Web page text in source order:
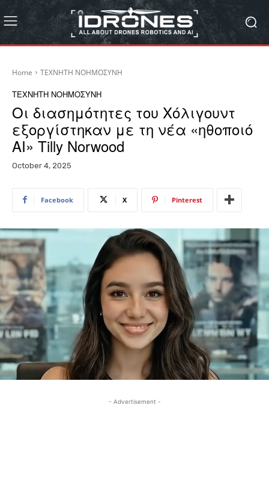
Home ΤΕΧΝΗΤΗ ΝΟΗΜΟΣΥΝΗ
ΤΕΧΝΗΤΗ ΝΟΗΜΟΣΥΝΗ
Οι διασημότητες του Χόλιγουντ
εξοργίστηκαν με τη νέα «ηθοποιό
AI» Tilly Norwood
October 4, 2025
Facebook X Pinterest
- Advertisement -